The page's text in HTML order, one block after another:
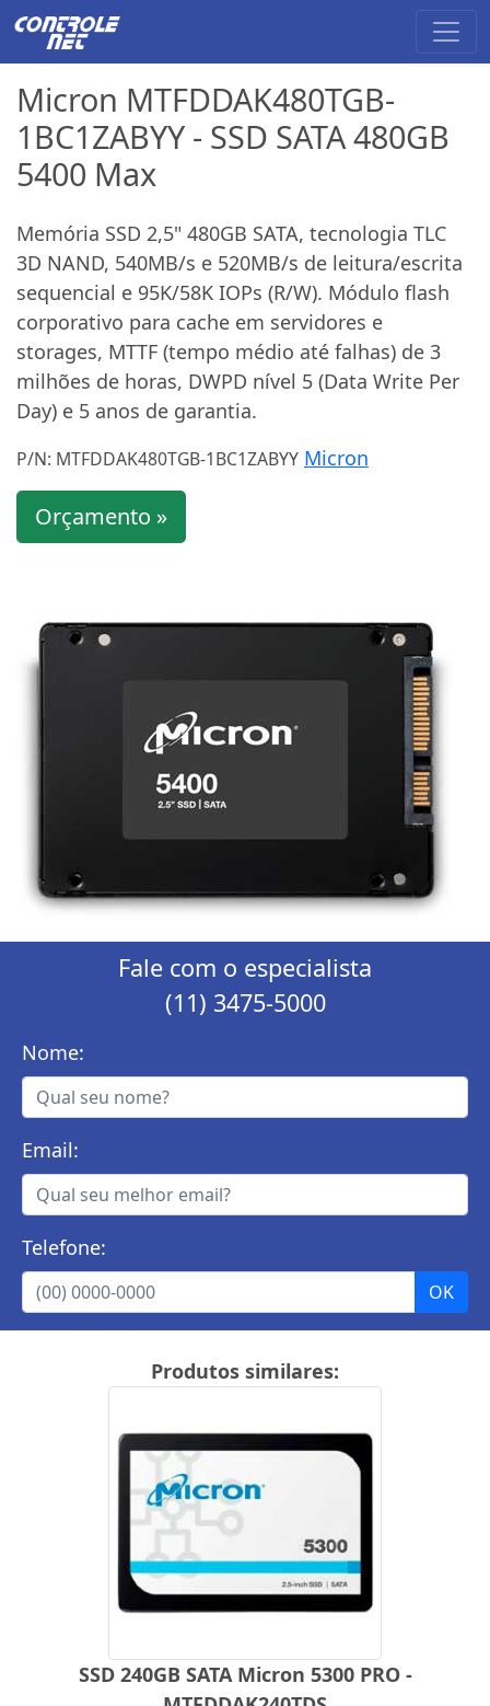
Micron MTFDDAK480TGB-
1BC1ZABYY - SSD SATA 480GB
5400 Max
Memória SSD 2,5" 480GB SATA, tecnologia TLC
3D NAND, 540MB/s e 520MB/s de leitura/escrita
sequencial e 95K/58K IOPs (R/W). Módulo flash
corporativo para cache em servidores e
storages, MTTF (tempo médio até falhas) de 3
milhões de horas, DWPD nível 5 (Data Write Per
Day) e 5 anos de garantia.
P/N: MTFDDAK480TGB-1BC1ZABYY Micron
Orçamento »
Fale com o especialista
(11) 3475-5000
Nome:
Email:
Telefone:
Produtos similares:
SSD 240GB SATA Micron 5300 PRO -